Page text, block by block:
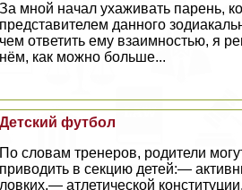
За мной начал ухаживать парень,
представителем данного
чем ответить ему взаимностью, я
нём, как можно больше...
Детский футбол
По словам тренеров, родители
приводить в секцию детей:—
ловких,— атлетической